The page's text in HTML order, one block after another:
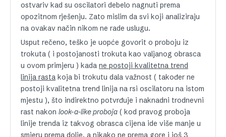
ostvariv kad su oscilatori debelo nagnuti prema
opozitnom rješenju. Zato mislim da svi koji analiziraju
na ovakav način nikom ne rade uslugu.
Usput rečeno, teško je uopće govorit o proboju iz
trokuta ( i postojanosti trokuta kao valjanog obrasca
u ovom primjeru ) kada ne postoji kvalitetna trend
linija rasta koja bi trokutu dala važnost ( također ne
postoji kvalitetna trend linija na rsi oscilatoru na istom
mjestu ), što indirektno potvrđuje i naknadni trodnevni
rast nakon look-a-like proboja ( kod pravog proboja
linije trenda iz takvog obrasca cijena ide više manje u
smjeru prema dolje, a nikako ne prema gore i još 3